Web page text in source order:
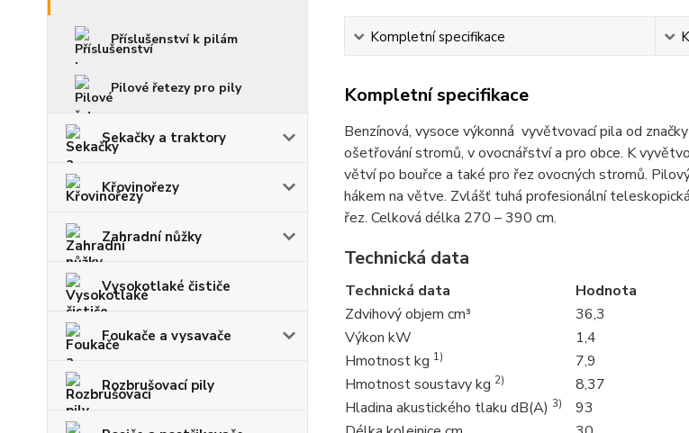
Příslušenství k pilám
Pilové řetezy pro pily
Sekačky a traktory
Křovinořezy
Zahradní nůžky
Vysokotlaké čističe
Foukače a vysavače
Rozbrušovací pily
Kompletní specifikace
Kompletní specifikace
Benzínová, vysoce výkonná vyvětvovací pila od
ošetřování stromů, v ovocnářství a pro obce. K
větví po bouřce a také pro řez ovocných stromů.
hákem na větve. Zvlášť tuhá profesionální
řez. Celková délka 270 – 390 cm.
Technická data
Technická data
Hodnota
Zdvihový objem cm³
36,3
Výkon kW
1,4
Hmotnost kg 1)
7,9
Hmotnost soustavy kg 2)
8,37
Hladina akustického tlaku dB(A) 3)
93